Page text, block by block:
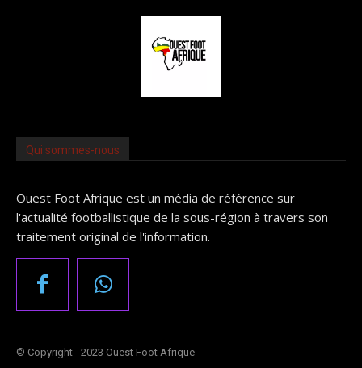
Qui sommes-nous
Ouest Foot Afrique est un média de référence sur
l'actualité footballistique de la sous-région à travers son
traitement original de l'information.
© Copyright - 2023 Ouest Foot Afrique